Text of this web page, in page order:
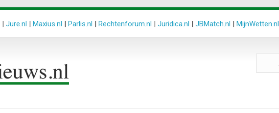
| Jure.nl | Maxius.nl | Parlis.nl | Rechtenforum.nl | Juridica.nl | JBMatch.nl | MijnWetten.nl